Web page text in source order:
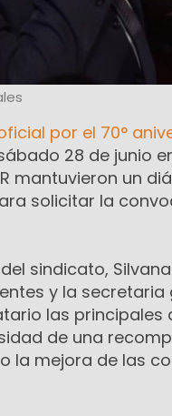
por el 70°
28 de junio
mantuvieron un
solicitar la
sindicato,
y la
las principales
de una
la mejora de las